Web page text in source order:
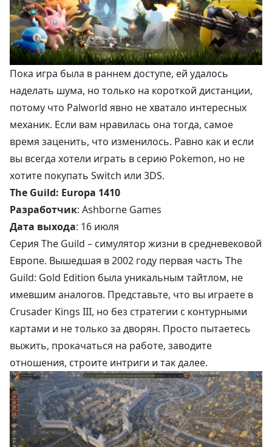
Пока игра была в раннем доступе, ей удалось
наделать шума, но только на короткой дистанции,
потому что Palworld явно не хватало интересных
механик. Если вам нравилась она тогда, самое
время заценить, что изменилось. Равно как и если
вы всегда хотели играть в серию Pokemon, но не
хотите покупать Switch или 3DS.
The Guild: Europa 1410
Разработчик: Ashborne Games
Дата выхода: 16 июля
Серия The Guild – симулятор жизни в средневековой
Европе. Вышедшая в 2002 году первая часть The
Guild: Gold Edition была уникальным тайтлом, не
имевшим аналогов. Представьте, что вы играете в
Crusader Kings III, но без стратегии с контурными
картами и не только за дворян. Просто пытаетесь
выжить, прокачаться на работе, заводите
отношения, строите интриги и так далее.